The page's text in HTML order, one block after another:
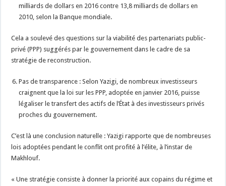
milliards de dollars en 2016 contre 13,8 milliards de dollars en
2010, selon la Banque mondiale.
Cela a soulevé des questions sur la viabilité des partenariats public-
privé (PPP) suggérés par le gouvernement dans le cadre de sa
stratégie de reconstruction.
Pas de transparence : Selon Yazigi, de nombreux investisseurs
craignent que la loi sur les PPP, adoptée en janvier 2016, puisse
légaliser le transfert des actifs de l’État à des investisseurs privés
proches du gouvernement.
C’est là une conclusion naturelle : Yazigi rapporte que de nombreuses
lois adoptées pendant le conflit ont profité à l’élite, à l’instar de
Makhlouf.
« Une stratégie consiste à donner la priorité aux copains du régime et